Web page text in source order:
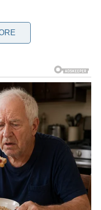
napraviti ukusne
vole jednostavnu, ali